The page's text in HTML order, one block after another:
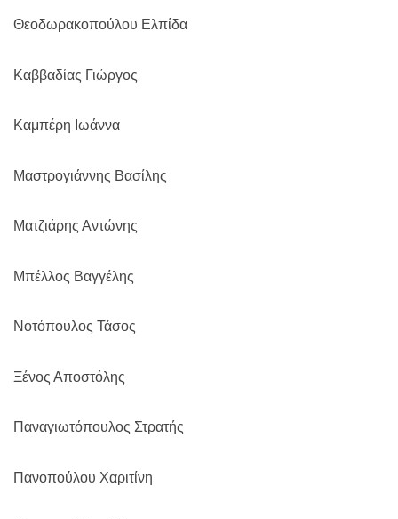
Θεοδωρακοπούλου Ελπίδα
Καββαδίας Γιώργος
Καμπέρη Ιωάννα
Μαστρογιάννης Βασίλης
Ματζιάρης Αντώνης
Μπέλλος Βαγγέλης
Νοτόπουλος Τάσος
Ξένος Αποστόλης
Παναγιωτόπουλος Στρατής
Πανοπούλου Χαριτίνη